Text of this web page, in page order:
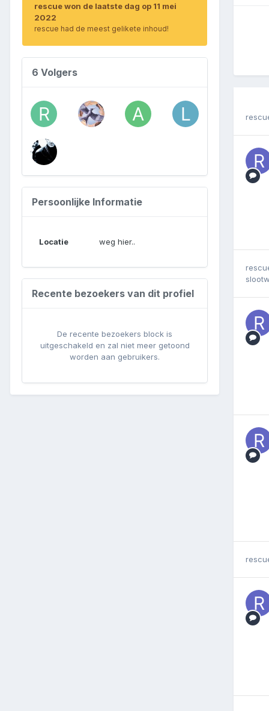
rescue won de laatste dag op 11 mei
2022
rescue had de meest gelikete inhoud!
6 Volgers
Persoonlijke Informatie
Locatie weg hier..
Recente bezoekers van dit profiel
De recente bezoekers block is
uitgeschakeld en zal niet meer getoond
worden aan gebruikers.